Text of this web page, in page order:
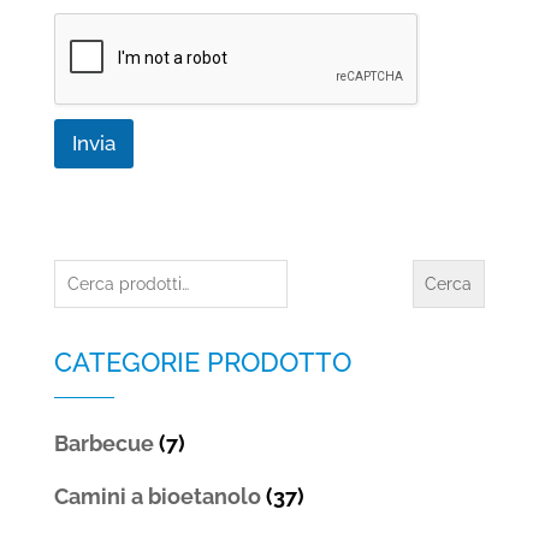
a
Invia
Cerca: Cerca
CATEGORIE PRODOTTO
Barbecue (7)
Camini a bioetanolo (37)